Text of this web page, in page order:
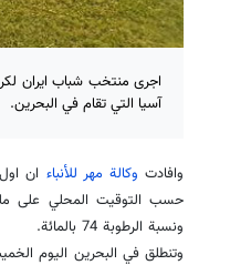
اجرى منتخب شباب ايران
آسيا التي تقام في البحرين.
وافادت وكالة مهر للأنباء
ونسبة الرطوبة 74 بالمائة.